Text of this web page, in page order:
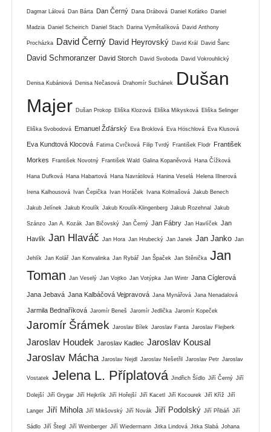
Dagmar Lálová Dan Bárta Dan Černý Dana Drábová Daniel Koťátko Daniel
Madzia Daniel Scheirich Daniel Stach Darina Vymětalíková David Anthony
Procházka David Černý David Heyrovský David Král David Šanc
David Schmoranzer David Storch David Svoboda David Vokrouhlický
Denisa Kubániová Denisa Nečasová Drahomír Suchánek
Dušan
Majer Dušan Prokop Eliška Klozová Eliška Mikysková Eliška Selinger
Eliška Svobodová Emanuel Žďárský Eva Broklová Eva Höschlová Eva Klusová
Eva Kundtová Klocová Fatima Cvrčková Filip Tvrdý František Flodr František
Morkes František Novotný František Wald Galina Kopaněvová Hana Čížková
Hana Dufková Hana Habartová Hana Navrátilová Hanina Veselá Helena Illnerová
Irena Kalhousová Ivan Čepička Ivan Horáček Ivana Kolmašová Jakub Benech
Jakub Jelínek Jakub Kroulík Jakub Kroulík-Klingenberg Jakub Rozehnal Jakub
Szánzo Jan A. Kozák Jan Bičovský Jan Černý Jan Fábry Jan Havlíček Jan
Havlík Jan Hlaváč Jan Hora Jan Hrubecký Jan Janek Jan Janko Jan
Jehlík Jan Kolář Jan Konvalinka Jan Rybář Jan Špaček Jan Stěnička Jan
Toman
Jan Veselý Jan Vojtko Jan Votýpka Jan Wintr Jana Cíglerová
Jana Jebavá Jana Kalbáčová Vejpravová Jana Mynářová Jana Nenadalová
Jarmila Bednaříková Jaromír Beneš Jaromír Jedlička Jaromír Kopeček
Jaromír Šrámek Jaroslav Bílek Jaroslav Fanta Jaroslav Flejberk
Jaroslav Houdek Jaroslav Kadlec Jaroslav Kousal
Jaroslav Mácha Jaroslav Nejdl Jaroslav Nešetřil Jaroslav Petr Jaroslav
Vostatek Jelena L. Příplatová Jindřich Šídlo Jiří Černý Jiří
Dolejší Jiří Grygar Jiří Hejkrlík Jiří Hořejší Jiří Kacetl Jiří Kocourek Jiří Kříž Jiří
Langer Jiří Mihola Jiří Mikšovský Jiří Novák Jiří Podolský Jiří Přibáň Jiří
Sádlo Jiří Štegl Jiří Weinberger Jiří Wiedermann Jitka Lindová Jitka Slabá Johana